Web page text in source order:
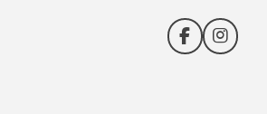
F
a
I
n